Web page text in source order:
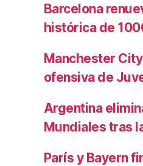
Barcelona
histórica de
Manchester
ofensiva de
Argentina
Mundiales tras
París y Bayern